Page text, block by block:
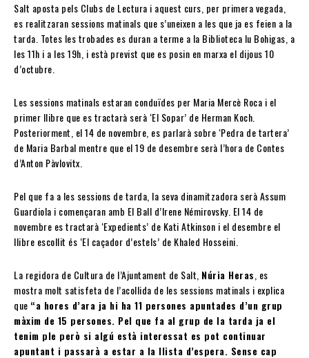
Salt aposta pels Clubs de Lectura i aquest curs, per primera vegada,
es realitzaran sessions matinals que s’uneixen a les que ja es feien a la
tarda. Totes les trobades es duran a terme a la Biblioteca Iu Bohigas, a
les 11h i a les 19h, i està previst que es posin en marxa el dijous 10
d’octubre.
Les sessions matinals estaran conduïdes per Maria Mercè Roca i el
primer llibre que es tractarà serà ‘El Sopar’ de Herman Koch.
Posteriorment, el 14 de novembre, es parlarà sobre ‘Pedra de tartera’
de Maria Barbal mentre que el 19 de desembre serà l’hora de Contes
d’Anton Pàvlovitx.
Pel que fa a les sessions de tarda, la seva dinamitzadora serà Assum
Guardiola i començaran amb El Ball d’Irene Némirovsky. El 14 de
novembre es tractarà ‘Expedients’ de Kati Atkinson i el desembre el
llibre escollit és ‘El caçador d’estels’ de Khaled Hosseini.
La regidora de Cultura de l’Ajuntament de Salt, Núria Heras, es
mostra molt satisfeta de l’acollida de les sessions matinals i explica
que “a hores d’ara ja hi ha 11 persones apuntades d’un grup
màxim de 15 persones. Pel que fa al grup de la tarda ja el
tenim ple però si algú està interessat es pot continuar
apuntant i passarà a estar a la llista d’espera. Sense cap